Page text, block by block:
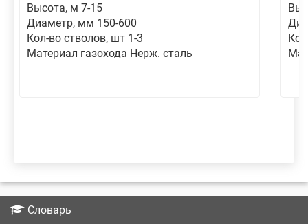
Высота, м 7-15
Диаметр, мм 150-600
Кол-во стволов, шт 1-3
Материал газохода Нерж. сталь
Словарь